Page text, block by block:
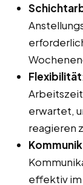
Flexibilität
erwartet,
reagieren
effektiv im